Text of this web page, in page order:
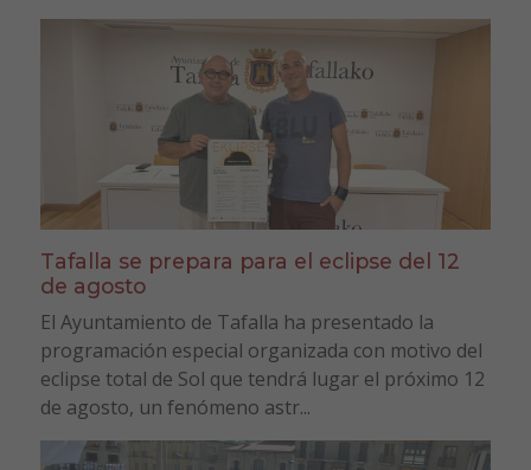
Tafalla se prepara para el eclipse del 12
de agosto
El Ayuntamiento de Tafalla ha presentado la
programación especial organizada con motivo del
eclipse total de Sol que tendrá lugar el próximo 12
de agosto, un fenómeno astr...